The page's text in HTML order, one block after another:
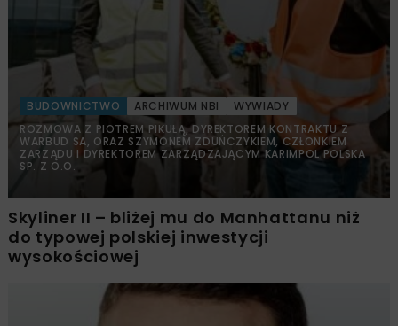
BUDOWNICTWO ARCHIWUM NBI
WYWIADY
ROZMOWA Z PIOTREM PIKUŁĄ, DYREKTOREM KONTRAKTU Z
WARBUD SA, ORAZ SZYMONEM ZDUŃCZYKIEM, CZŁONKIEM
ZARZĄDU I DYREKTOREM ZARZĄDZAJĄCYM KARIMPOL POLSKA
SP. Z O.O.
Skyliner II – bliżej mu do Manhattanu niż
do typowej polskiej inwestycji
wysokościowej